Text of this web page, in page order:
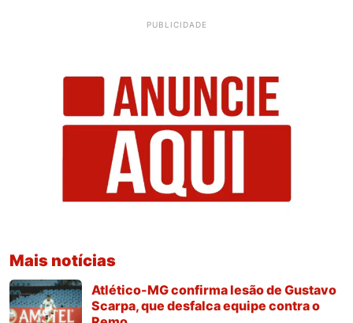
PUBLICIDADE
Mais notícias
Atlético-MG confirma lesão de Gustavo
Scarpa, que desfalca equipe contra o